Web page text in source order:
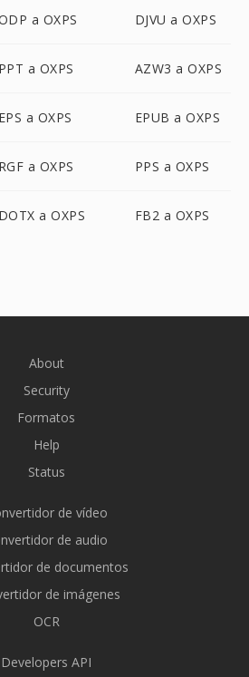
a OXPS DJVU a OXPS
PPT a OXPS AZW3 a OXPS
EPS a OXPS EPUB a OXPS
RGF a OXPS PPS a OXPS
DOTX a OXPS FB2 a OXPS
About
Security
Formatos
Help
Status
de vídeo
de audio
de documentos
de imágenes
OCR
Developers API